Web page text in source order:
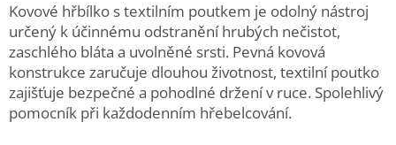
Kovové hřbílko s textilním poutkem je odolný nástroj
určený k účinnému odstranění hrubých nečistot,
zaschlého bláta a uvolněné srsti. Pevná kovová
konstrukce zaručuje dlouhou životnost, textilní poutko
zajišťuje bezpečné a pohodlné držení v ruce. Spolehlivý
pomocník při každodenním hřebelcování.